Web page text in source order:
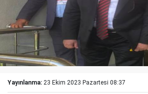
Yayınlanma: 23 Ekim 2023 Pazartesi 08:37